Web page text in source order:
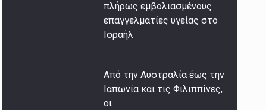
πλήρως εμβολιασμένους
επαγγελματίες υγείας στο
Ισραήλ
Από την Αυστραλία έως την
Ιαπωνία και τις Φιλιππίνες,
οι